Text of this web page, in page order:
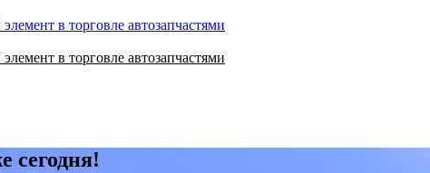
в торговле автозапчастями
в торговле автозапчастями
сегодня!